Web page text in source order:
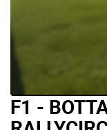
F1 -